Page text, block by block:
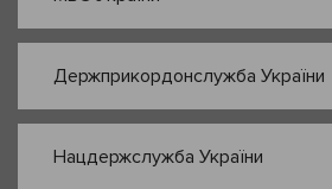
Держприкордонслужба України
Нацдержслужба України